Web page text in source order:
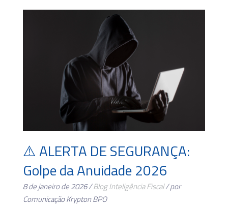
⚠️ ALERTA DE SEGURANÇA:
Golpe da Anuidade 2026
8 de janeiro de 2026 /BlogInteligência Fiscal/ por
Comunicação Krypton BPO